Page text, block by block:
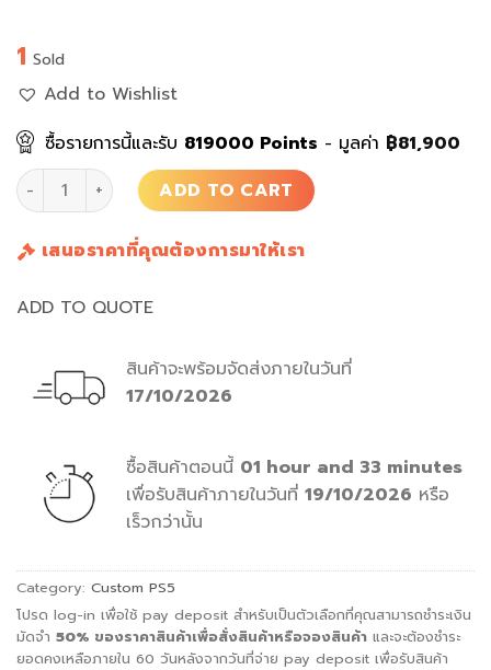
1 Sold
Add to Wishlist
ซื้อรายการนี้และรับ 819000 Points - มูลค่า ฿81,900
เครื่องเกม Sony Goldplated Playstation 5 quantity
ADD TO CART
เสนอราคาที่คุณต้องการมาให้เรา
ADD TO QUOTE
สินค้าจะพร้อมจัดส่งภายในวันที่
17/10/2026
ซื้อสินค้าตอนนี้ 01 hour and 33 minutes
เพื่อรับสินค้าภายในวันที่ 19/10/2026 หรือ
เร็วกว่านั้น
Category: Custom PS5
โปรด log-in เพื่อใช้ pay deposit สำหรับเป็นตัวเลือกที่คุณสามารถชำระเงิน
มัดจำ 50% ของราคาสินค้าเพื่อสั่งสินค้าหรือจองสินค้า และจะต้องชำระ
ยอดคงเหลือภายใน 60 วันหลังจากวันที่จ่าย pay deposit เพื่อรับสินค้า